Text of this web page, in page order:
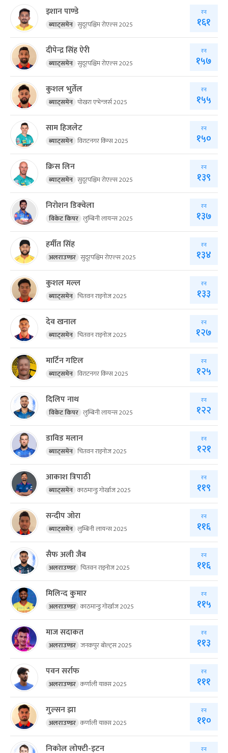
इशान पाण्डे
ब्याट्समेन सुदूरपश्चिम रोएल्स 2025
रन
१६१
दीपेन्द्र सिंह ऐरी
ब्याट्समेन सुदूरपश्चिम रोएल्स 2025
रन
१५७
कुशल भुर्तेल
ब्याट्समेन पोखरा एभेन्जर्स 2025
रन
१५५
साम हिजलेट
ब्याट्समेन विराटनगर किंग्स 2025
रन
१५०
क्रिस लिन
ब्याट्समेन सुदूरपश्चिम रोएल्स 2025
रन
१३९
निरोशन डिक्‍वेला
विकेट किपर लुम्बिनी लायन्स 2025
रन
१३७
हर्मीत सिंह
अलराउण्डर सुदूरपश्चिम रोएल्स 2025
रन
१३४
कुशल मल्ल
ब्याट्समेन चितवन राइनोज 2025
रन
१३३
देव खनाल
ब्याट्समेन चितवन राइनोज 2025
रन
१२७
मार्टिन गप्टिल
ब्याट्समेन विराटनगर किंग्स 2025
रन
१२५
दिलिप नाथ
विकेट किपर लुम्बिनी लायन्स 2025
रन
१२२
डाविड मलान
ब्याट्समेन चितवन राइनोज 2025
रन
१२१
आकाश त्रिपाठी
ब्याट्समेन काठमान्डु गोर्खाज 2025
रन
११९
सन्दीप जोरा
ब्याट्समेन लुम्बिनी लायन्स 2025
रन
११६
सैफ अली जैब
अलराउण्डर चितवन राइनोज 2025
रन
११६
मिलिन्द कुमार
अलराउण्डर काठमान्डु गोर्खाज 2025
रन
११५
माज सदाकत
अलराउण्डर जनकपुर बोल्ट्स 2025
रन
११३
पवन सर्राफ
अलराउण्डर कर्णाली याक्स 2025
रन
१११
गुल्सन झा
अलराउण्डर कर्णाली याक्स 2025
रन
११०
निकोल लोफ्टी-इटन रन